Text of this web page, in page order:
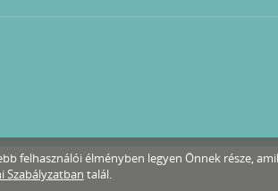
felhasználói élményben legyen Önnek része,
Szabályzatban talál.